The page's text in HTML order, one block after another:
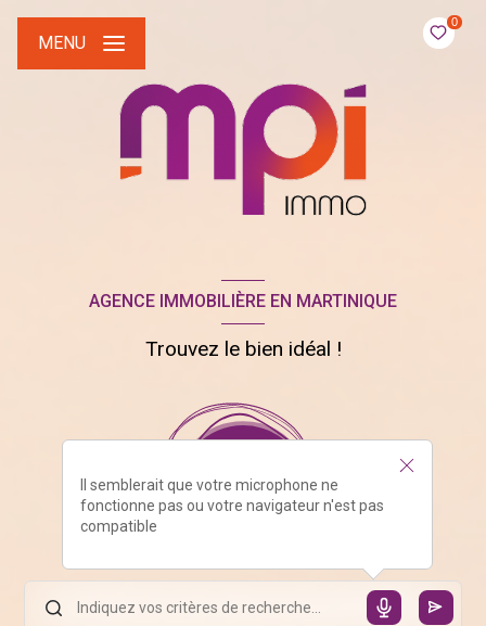
0
MENU
AGENCE IMMOBILIÈRE EN MARTINIQUE
Trouvez le bien idéal !
Il semblerait que votre microphone ne
fonctionne pas ou votre navigateur n'est pas
compatible